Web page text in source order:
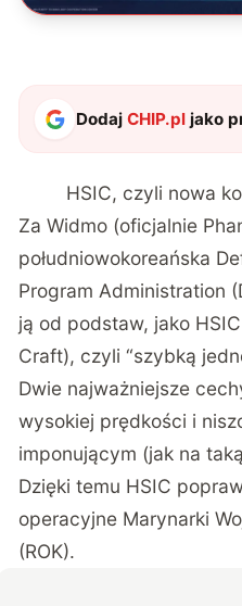
DodajCHIP.pl jako
HSIC, czyli nowa
Za Widmo (oficjalnie
południowokoreańska
Program Administration
ją od podstaw, jako
Craft), czyli “szybką
Dwie najważniejsze
wysokiej prędkości i
imponującym (jak na
Dzięki temu HSIC
operacyjne Marynarki
(ROK).